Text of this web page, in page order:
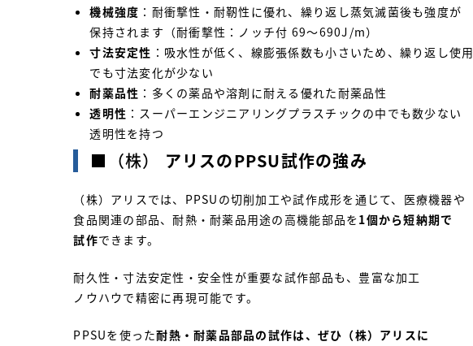
機械強度 ：耐衝撃性・耐靭性に優れ、繰り返し蒸気滅菌後も強度が
保持されます（耐衝撃性：ノッチ付 69～690J/m）
寸法安定性 ：吸水性が低く、線膨張係数も小さいため、繰り返し使用
でも寸法変化が少ない
耐薬品性 ：多くの薬品や溶剤に耐える優れた耐薬品性
透明性 ：スーパーエンジニアリングプラスチックの中でも数少ない
透明性を持つ
■（株） アリスのPPSU試作の強み
（株）アリスでは、PPSUの切削加工や試作成形を通じて、医療機器や
食品関連の部品、耐熱・耐薬品用途の高機能部品を1個から短納期で
試作できます。
耐久性・寸法安定性・安全性が重要な試作部品も、豊富な加工
ノウハウで精密に再現可能です。
PPSUを使った耐熱・耐薬品部品の試作は、ぜひ（株）アリスに